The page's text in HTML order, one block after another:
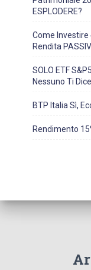
ESPLODERE?
Come
Rendita
SOLO ETF
Nessuno Ti Dice
BTP Italia Sì,
Rendimento